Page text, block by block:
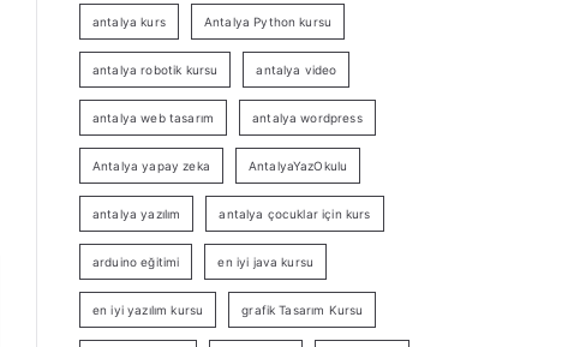
antalya kurs Antalya Python kursu
antalya robotik kursu antalya video
antalya web tasarım antalya wordpress
Antalya yapay zeka AntalyaYazOkulu
antalya yazılım antalya çocuklar için kurs
arduino eğitimi en iyi java kursu
en iyi yazılım kursu grafik Tasarım Kursu